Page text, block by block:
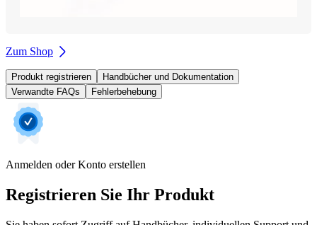
Zum Shop
Produkt registrieren
Handbücher und Dokumentation
Verwandte FAQs
Fehlerbehebung
Anmelden oder Konto erstellen
Registrieren Sie Ihr Produkt